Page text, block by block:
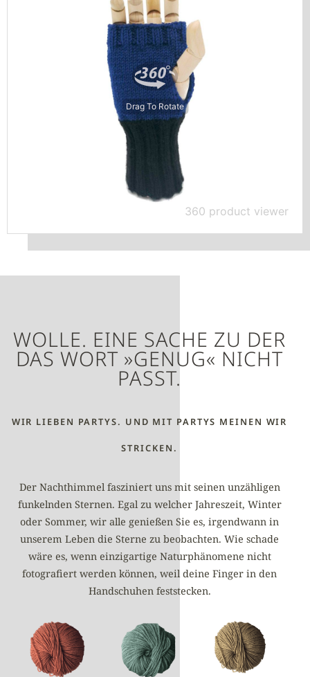
360 product viewer
Drag To Rotate
WOLLE. EINE SACHE ZU DER
DAS WORT »GENUG« NICHT
PASST.
WIR LIEBEN PARTYS. UND MIT PARTYS MEINEN WIR
STRICKEN.
Der Nachthimmel fasziniert uns mit seinen unzähligen
funkelnden Sternen. Egal zu welcher Jahreszeit, Winter
oder Sommer, wir alle genießen Sie es, irgendwann in
unserem Leben die Sterne zu beobachten. Wie schade
wäre es, wenn einzigartige Naturphänomene nicht
fotografiert werden können, weil deine Finger in den
Handschuhen feststecken.